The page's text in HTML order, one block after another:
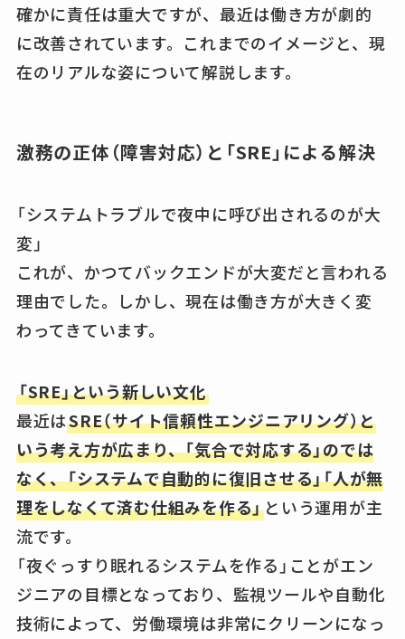
確かに責任は重大ですが、最近は働き方が劇的
に改善されています。これまでのイメージと、現
在のリアルな姿について解説します。
激務の正体（障害対応）と「SRE」による解決
「システムトラブルで夜中に呼び出されるのが大
変」
これが、かつてバックエンドが大変だと言われる
理由でした。しかし、現在は働き方が大きく変
わってきています。
「SRE」という新しい文化
最近はSRE（サイト信頼性エンジニアリング）と
いう考え方が広まり、「気合で対応する」のでは
なく、「システムで自動的に復旧させる」「人が無
理をしなくて済む仕組みを作る」という運用が主
流です。
「夜ぐっすり眠れるシステムを作る」ことがエン
ジニアの目標となっており、監視ツールや自動化
技術によって、労働環境は非常にクリーンになっ